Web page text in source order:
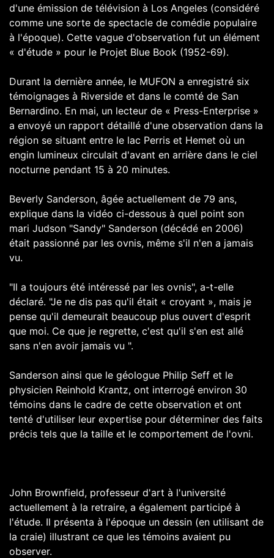
d'une émission de télévision à Los Angeles (considéré
comme une sorte de spectacle de comédie populaire
à l'époque). Cette vague d'observation fut un élément
« d'étude » pour le Projet Blue Book (1952-69).
Durant la dernière année, le MUFON a enregistré six
témoignages à Riverside et dans le comté de San
Bernardino. En mai, un lecteur de « Press-Enterprise »
a envoyé un rapport détaillé d'une observation dans la
région se situant entre le lac Perris et Hemet où un
engin lumineux circulait d'avant en arrière dans le ciel
nocturne pendant 15 à 20 minutes.
Beverly Sanderson, âgée actuellement de 79 ans,
explique dans la vidéo ci-dessous à quel point son
mari Judson "Sandy" Sanderson (décédé en 2006)
était passionné par les ovnis, même s'il n'en a jamais
vu.
"Il a toujours été intéressé par les ovnis", a-t-elle
déclaré. "Je ne dis pas qu'il était « croyant », mais je
pense qu'il demeurait beaucoup plus ouvert d'esprit
que moi. Ce que je regrette, c'est qu'il s'en est allé
sans n'en avoir jamais vu ".
Sanderson ainsi que le géologue Philip Seff et le
physicien Reinhold Krantz, ont interrogé environ 30
témoins dans le cadre de cette observation et ont
tenté d'utiliser leur expertise pour déterminer des faits
précis tels que la taille et le comportement de l'ovni.
John Brownfield, professeur d'art à l'université
actuellement à la retraire, a également participé à
l'étude. Il présenta à l'époque un dessin (en utilisant de
la craie) illustrant ce que les témoins avaient pu
observer.